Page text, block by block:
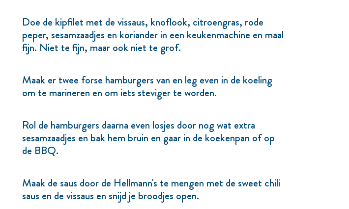
Doe de kipfilet met de vissaus, knoflook, citroengras, rode
peper, sesamzaadjes en koriander in een keukenmachine en maal
fijn. Niet te fijn, maar ook niet te grof.
Maak er twee forse hamburgers van en leg even in de koeling
om te marineren en om iets steviger te worden.
Rol de hamburgers daarna even losjes door nog wat extra
sesamzaadjes en bak hem bruin en gaar in de koekenpan of op
de BBQ.
Maak de saus door de Hellmann's te mengen met de sweet chili
saus en de vissaus en snijd je broodjes open.